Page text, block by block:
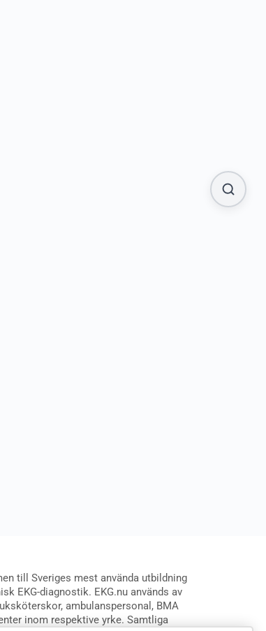
till Sveriges mest använda utbildning
EKG-diagnostik. EKG.nu används av
ambulanspersonal, BMA
inom respektive yrke. Samtliga